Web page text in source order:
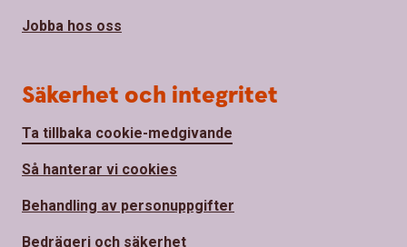
Jobba hos oss
Säkerhet och integritet
Ta tillbaka cookie-medgivande
Så hanterar vi cookies
Behandling av personuppgifter
Bedrägeri och säkerhet